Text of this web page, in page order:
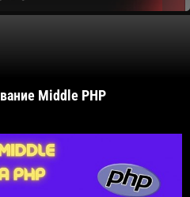
Middle PHP